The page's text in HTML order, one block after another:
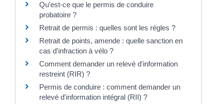
Qu'est-ce que le permis de conduire
probatoire ?
Retrait de permis : quelles sont les règles ?
Retrait de points, amende : quelle sanction en
cas d'infraction à vélo ?
Comment demander un relevé d'information
restreint (RIR) ?
Permis de conduire : comment demander un
relevé d'information intégral (RII) ?